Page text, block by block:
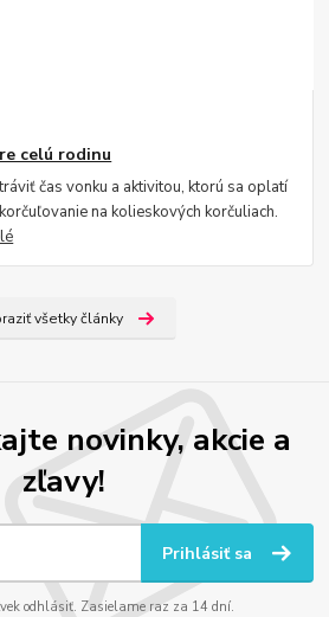
celú rodinu
čas vonku a aktivitou, ktorú sa oplatí
na kolieskových korčuliach.
všetky články
novinky, akcie a
zľavy!
Prihlásiť sa
odhlásiť. Zasielame raz za 14 dní.